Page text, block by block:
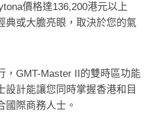
價格達136,200港元以上
典或大膽亮眼，取決於您的氣
，GMT-Master II的雙時區功能
設計能讓您同時掌握香港和目
國際商務人士。